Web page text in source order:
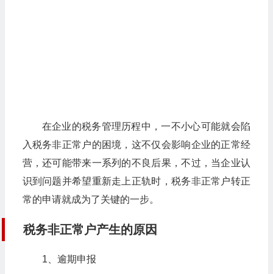
在企业的税务管理历程中，一不小心可能就会陷
入税务非正常户的困境，这不仅会影响企业的正常经
营，还可能带来一系列的不良后果，不过，当企业认
识到问题并希望重新走上正轨时，税务非正常户转正
常的申请就成为了关键的一步。
税务非正常户产生的原因
1、逾期申报